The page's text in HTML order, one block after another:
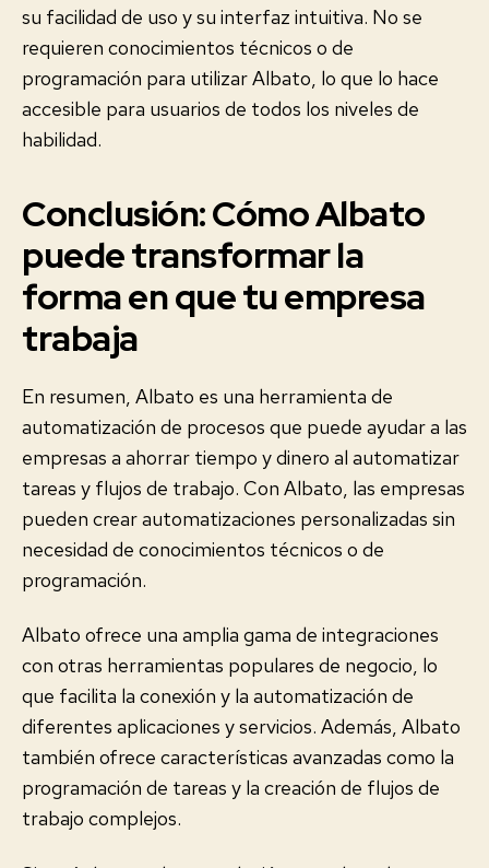
su facilidad de uso y su interfaz intuitiva. No se
requieren conocimientos técnicos o de
programación para utilizar Albato, lo que lo hace
accesible para usuarios de todos los niveles de
habilidad.
Conclusión: Cómo Albato
puede transformar la
forma en que tu empresa
trabaja
En resumen, Albato es una herramienta de
automatización de procesos que puede ayudar a las
empresas a ahorrar tiempo y dinero al automatizar
tareas y flujos de trabajo. Con Albato, las empresas
pueden crear automatizaciones personalizadas sin
necesidad de conocimientos técnicos o de
programación.
Albato ofrece una amplia gama de integraciones
con otras herramientas populares de negocio, lo
que facilita la conexión y la automatización de
diferentes aplicaciones y servicios. Además, Albato
también ofrece características avanzadas como la
programación de tareas y la creación de flujos de
trabajo complejos.